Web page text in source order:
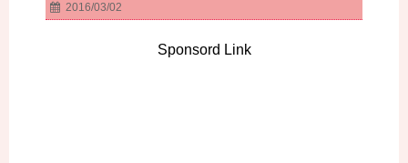
2016/03/02
Sponsord Link